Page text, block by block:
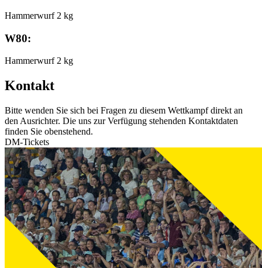
Hammerwurf 2 kg
W80:
Hammerwurf 2 kg
Kontakt
Bitte wenden Sie sich bei Fragen zu diesem Wettkampf direkt an
den Ausrichter. Die uns zur Verfügung stehenden Kontaktdaten
finden Sie obenstehend.
DM-Tickets